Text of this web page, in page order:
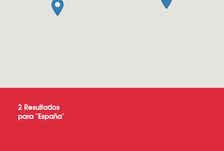
2Resultados
para "España"